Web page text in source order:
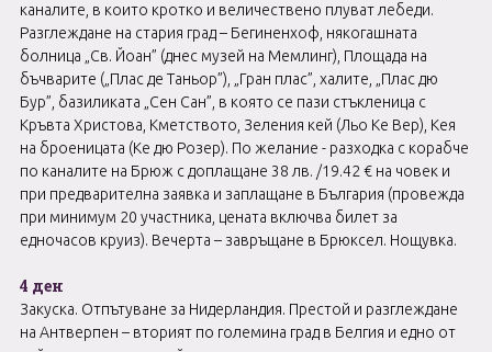
каналите, в които кротко и величествено плуват лебеди.
Разглеждане на стария град – Бегиненхоф, някогашната
болница „Св. Йоан” (днес музей на Мемлинг), Площада на
бъчварите („Плас де Таньор”), „Гран плас”, халите, „Плас дю
Бур”, базиликата „Сен Сан”, в която се пази стъкленица с
Кръвта Христова, Кметството, Зеления кей (Льо Ке Вер), Кея
на броеницата (Ке дю Розер). По желание - разходка с корабче
по каналите на Брюж с доплащане 38 лв. /19.42 € на човек и
при предварителна заявка и заплащане в България (провежда
при минимум 20 участника, цената включва билет за
едночасов круиз). Вечерта – завръщане в Брюксел. Нощувка.
4 ден
Закуска. Отпътуване за Нидерландия. Престой и разглеждане
на Антверпен – вторият по големина град в Белгия и едно от